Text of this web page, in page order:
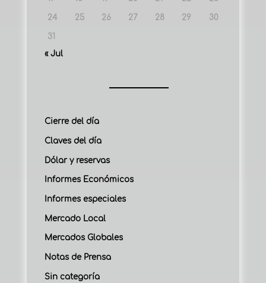
24 25 26 27 28 29 30
31
« Jul
Cierre del día
Claves del día
Dólar y reservas
Informes Económicos
Informes especiales
Mercado Local
Mercados Globales
Notas de Prensa
Sin categoría